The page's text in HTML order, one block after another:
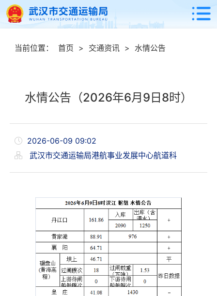
当前位置： 首页 > 交通资讯 > 水情公告
水情公告（2026年6月9日8时）
2026-06-09 09:02
武汉市交通运输局港航事业发展中心航道科